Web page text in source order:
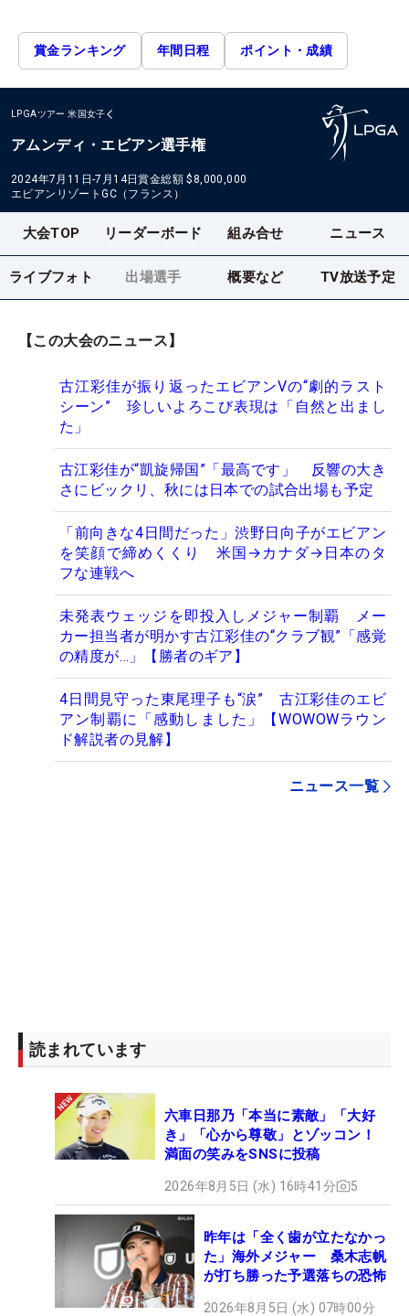
賞金ランキング 年間日程 ポイント・成績
LPGAツアー 米国女子
アムンディ・エビアン選手権
2024年7月11日-7月14日賞金総額 $8,000,000
エビアンリゾートGC（フランス）
大会TOP リーダーボード 組み合せ ニュース
ライブフォト 出場選手 概要など TV放送予定
【この大会のニュース】
古江彩佳が振り返ったエビアンVの“劇的ラスト
シーン” 珍しいよろこび表現は「自然と出まし
た」
古江彩佳が“凱旋帰国”「最高です」 反響の大き
さにビックリ、秋には日本での試合出場も予定
「前向きな4日間だった」渋野日向子がエビアン
を笑顔で締めくくり 米国→カナダ→日本のタ
フな連戦へ
未発表ウェッジを即投入しメジャー制覇 メー
カー担当者が明かす古江彩佳の“クラブ観”「感覚
の精度が…」【勝者のギア】
4日間見守った東尾理子も“涙” 古江彩佳のエビ
アン制覇に「感動しました」【WOWOWラウン
ド解説者の見解】
ニュース一覧
読まれています
六車日那乃「本当に素敵」「大好
き」「心から尊敬」とゾッコン！
満面の笑みをSNSに投稿
2026年8月5日 (水) 16時41分 5
昨年は「全く歯が立たなかっ
た」海外メジャー 桑木志帆
が打ち勝った予選落ちの恐怖
2026年8月5日 (水) 07時00分